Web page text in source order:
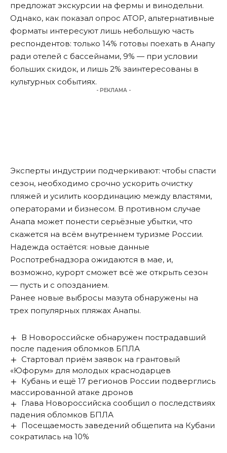
предложат экскурсии на фермы и винодельни.
Однако, как показал опрос АТОР, альтернативные
форматы интересуют лишь небольшую часть
респондентов: только 14% готовы поехать в Анапу
ради отелей с бассейнами, 9% — при условии
больших скидок, и лишь 2% заинтересованы в
культурных событиях.
- РЕКЛАМА -
Эксперты индустрии подчеркивают: чтобы спасти
сезон, необходимо срочно ускорить очистку
пляжей и усилить координацию между властями,
операторами и бизнесом. В противном случае
Анапа может понести серьёзные убытки, что
скажется на всём внутреннем туризме России.
Надежда остаётся: новые данные
Роспотребнадзора ожидаются в мае, и,
возможно, курорт сможет всё же открыть сезон
— пусть и с опозданием.
Ранее новые выбросы мазута обнаружены на
трех популярных пляжах Анапы.
В Новороссийске обнаружен пострадавший
после падения обломков БПЛА
Стартовал приём заявок на грантовый
«Юфорум» для молодых краснодарцев
Кубань и ещё 17 регионов России подверглись
массированной атаке дронов
Глава Новороссийска сообщил о последствиях
падения обломков БПЛА
Посещаемость заведений общепита на Кубани
сократилась на 10%